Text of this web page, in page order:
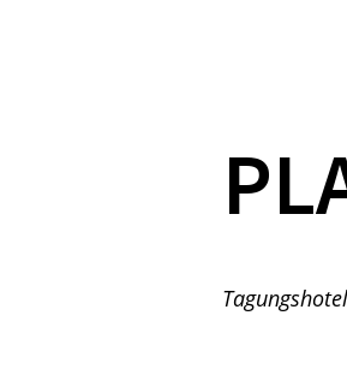
Tagungshotel